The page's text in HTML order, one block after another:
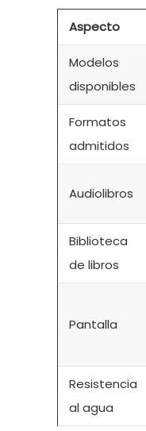
Aspecto
Modelos
disponibles
Formatos
admitidos
Audiolibros
Biblioteca
de libros
Pantalla
Resistencia
al agua